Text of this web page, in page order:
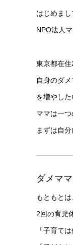
はじめまし
NPO法人
東京都在住
自身のダ
を増やした
ママは一つ
まずは自
ダメマ
もともと
2回の育児
「子育て